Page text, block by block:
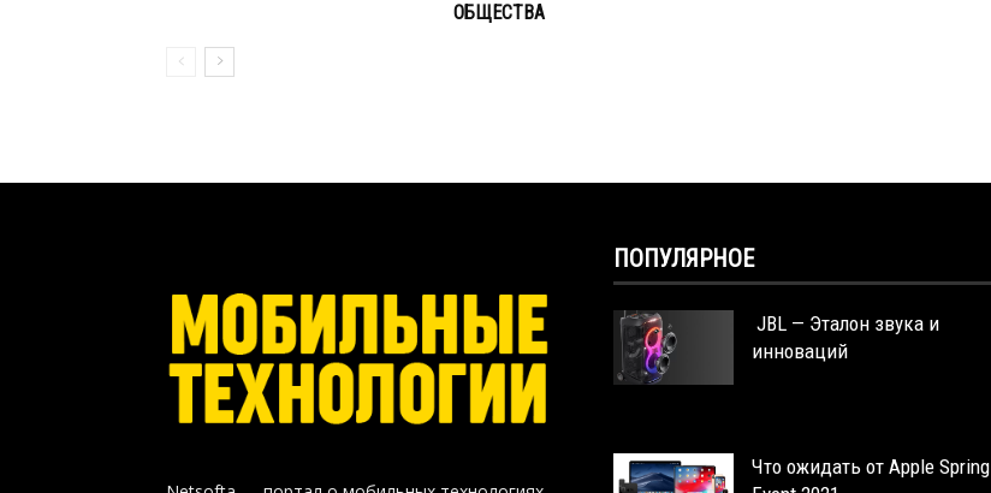
ОБЩЕСТВА
ПОПУЛЯРНОЕ
JBL — Эталон звука и
инноваций
Что ожидать от Apple Spring